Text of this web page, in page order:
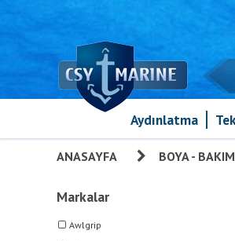
Aydınlatma
ANASAYFA BOYA - BAKIM
Markalar
Awlgrip